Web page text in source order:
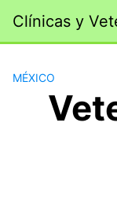
contenido
Clínicas y
MÉXICO